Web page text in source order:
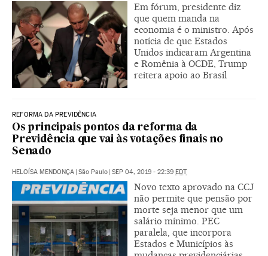
Em fórum, presidente diz
que quem manda na
economia é o ministro. Após
notícia de que Estados
Unidos indicaram Argentina
e Romênia à OCDE, Trump
reitera apoio ao Brasil
REFORMA DA PREVIDÊNCIA
Os principais pontos da reforma da
Previdência que vai às votações finais no
Senado
HELOÍSA MENDONÇA | São Paulo | SEP 04, 2019 - 22:39 EDT
Novo texto aprovado na CCJ
não permite que pensão por
morte seja menor que um
salário mínimo. PEC
paralela, que incorpora
Estados e Municípios às